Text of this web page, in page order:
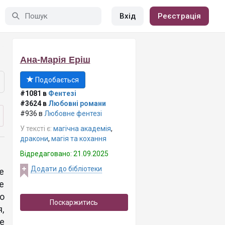
Вхід Реєстрація
Ана-Марія Еріш
Подобається
#1081 в Фентезі
#3624 в Любовні романи
#936 в Любовне фентезі
У тексті є: магічна академія,
дракони, магія та кохання
Відредаговано: 21.09.2025
Додати до бібліотеки
Поскаржитись